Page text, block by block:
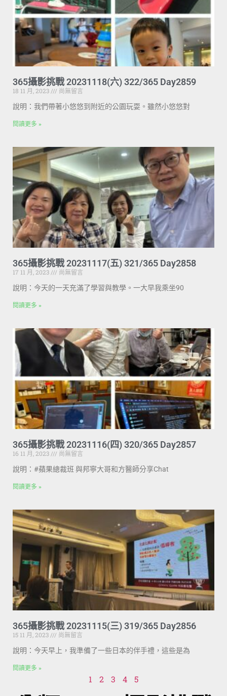
365攝影挑戰 20231118(六) 322/365 Day2859
18 11 月, 2023
尚無留言
說明：我們帶著小悠悠到附近的公園玩耍。雖然小悠悠對
閱讀更多 »
365攝影挑戰 20231117(五) 321/365 Day2858
17 11 月, 2023
尚無留言
說明：今天的一天充滿了學習與教學。一大早我乘坐90
閱讀更多 »
365攝影挑戰 20231116(四) 320/365 Day2857
16 11 月, 2023
尚無留言
說明：#蘋果總裁班 與邦寧大哥和方醫師分享Chat
閱讀更多 »
365攝影挑戰 20231115(三) 319/365 Day2856
15 11 月, 2023
尚無留言
說明：今天早上，我準備了一些日本的伴手禮，這些是為
閱讀更多 »
1 2 3 4 5